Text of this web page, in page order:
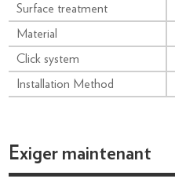
Surface treatment
Material
Click system
Installation Method
Exiger maintenant